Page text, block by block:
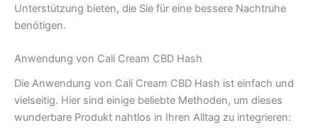
Unterstützung bieten, die Sie für eine bessere Nachtruhe
benötigen.
Anwendung von Cali Cream CBD Hash
Die Anwendung von Cali Cream CBD Hash ist einfach und
vielseitig. Hier sind einige beliebte Methoden, um dieses
wunderbare Produkt nahtlos in Ihren Alltag zu integrieren: